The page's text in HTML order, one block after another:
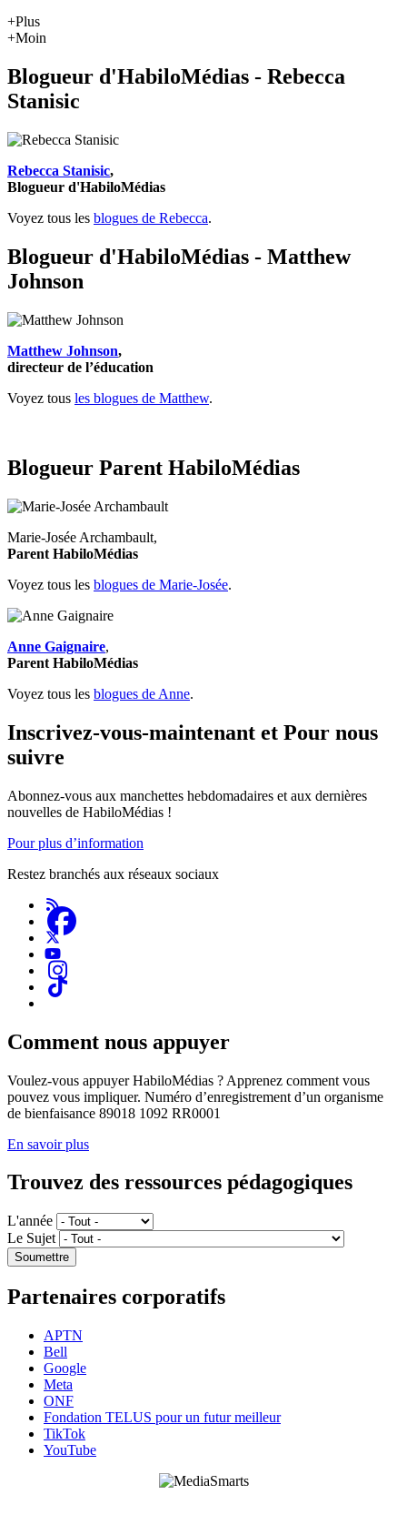
+Plus
+Moin
Blogueur d'HabiloMédias - Rebecca
Stanisic
Rebecca Stanisic,
Blogueur d'HabiloMédias
Voyez tous les blogues de Rebecca.
Blogueur d'HabiloMédias - Matthew
Johnson
Matthew Johnson,
directeur de l’éducation
Voyez tous les blogues de Matthew.
Blogueur Parent HabiloMédias
Marie-Josée Archambault,
Parent HabiloMédias
Voyez tous les blogues de Marie-Josée.
Anne Gaignaire,
Parent HabiloMédias
Voyez tous les blogues de Anne.
Inscrivez-vous-maintenant et Pour nous
suivre
Abonnez-vous aux manchettes hebdomadaires et aux dernières
nouvelles de HabiloMédias !
Pour plus d’information
Restez branchés aux réseaux sociaux
Comment nous appuyer
Voulez-vous appuyer HabiloMédias ? Apprenez comment vous
pouvez vous impliquer. Numéro d’enregistrement d’un organisme
de bienfaisance 89018 1092 RR0001
En savoir plus
Trouvez des ressources pédagogiques
L'année
Le Sujet
Partenaires corporatifs
APTN
Bell
Google
Meta
ONF
Fondation TELUS pour un futur meilleur
TikTok
YouTube